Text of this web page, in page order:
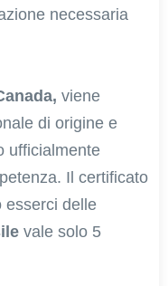
necessaria
viene
di origine e
ufficialmente
Il certificato
esserci delle
vale solo 5